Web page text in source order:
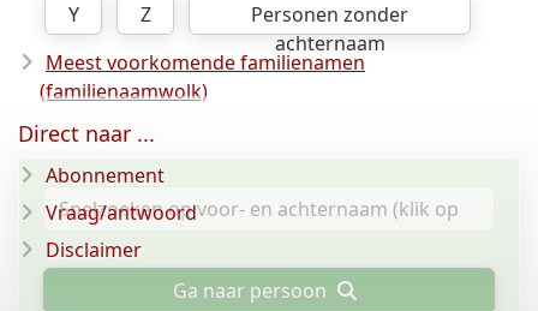
Y
Z
Personen zonder
achternaam
Meest voorkomende familienamen
(familienaamwolk)
Ga naar persoon
Direct naar ...
Abonnement
Vraag/antwoord
Disclaimer